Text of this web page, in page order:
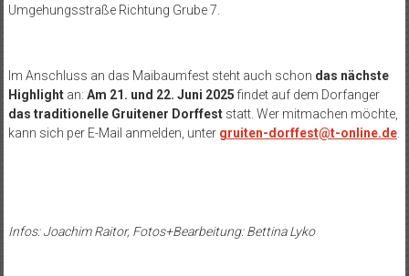
Umgehungsstraße Richtung Grube 7.
Im Anschluss an das Maibaumfest steht auch schon das nächste
Highlightan: Am 21. und 22. Juni 2025 findet auf dem Dorfanger
das traditionelle Gruitener Dorffeststatt. Wer mitmachen möchte,
kann sich per E-Mail anmelden, unter gruiten-dorffest@t-online.de.
Infos: Joachim Raitor, Fotos+Bearbeitung: Bettina Lyko